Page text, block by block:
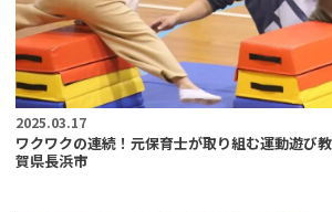
2025.03.17
ワクワクの連続！元保育士が取り組む運動遊び
賀県長浜市